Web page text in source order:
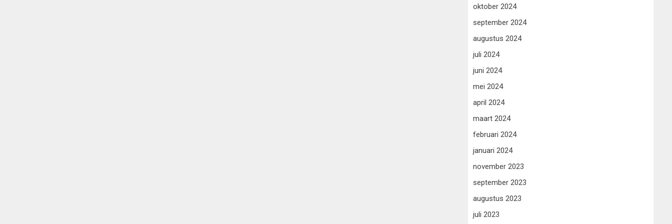
oktober 2024
september 2024
augustus 2024
juli 2024
juni 2024
mei 2024
april 2024
maart 2024
februari 2024
januari 2024
november 2023
september 2023
augustus 2023
juli 2023